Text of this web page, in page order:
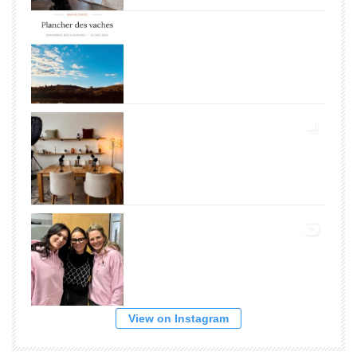
View on Instagram